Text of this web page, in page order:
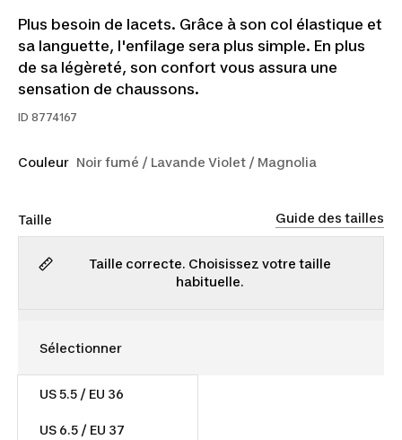
Plus besoin de lacets. Grâce à son col élastique et
sa languette, l'enfilage sera plus simple. En plus
de sa légèreté, son confort vous assura une
sensation de chaussons.
ID 8774167
Couleur Noir fumé / Lavande Violet / Magnolia
Taille Guide des tailles
Taille correcte. Choisissez votre taille
habituelle.
US 5.5 / EU 36
US 6.5 / EU 37